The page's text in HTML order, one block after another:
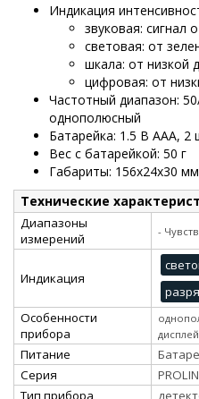
Индикация
звуковая: сигнал
световая: от
шкала: от низкой
цифровая: от
Частотный диапазон:
однополюсный
Батарейка: 1.5 B AAA, 2
Вес с батарейкой: 50 г
Габариты: 156х24х30 мм
Технические
Диапазоны
измерений
-
Индикация
Особенности
прибора
дисплей
Питание
Серия
Тип прибора